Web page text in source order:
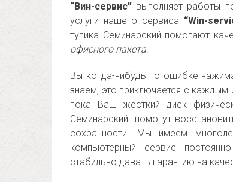
“Вин-сервис” выполняет работы
услуги нашего сервиса “Win-
тупика Семинарский помогают
офисного пакета.
Вы когда-нибудь по ошибке
знаем, это приключается с каждым
пока Ваш жесткий диск
Семинарский помогут
сохранности. Мы имеем
компьютерный сервис
стабильно давать гарантию на